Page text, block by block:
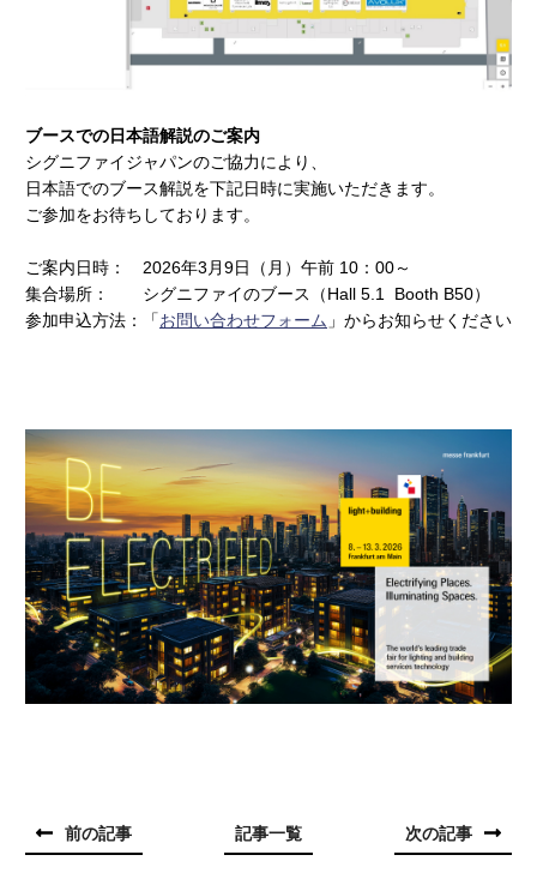
ブースでの日本語解説のご案内
シグニファイジャパンのご協力により、
日本語でのブース解説を下記日時に実施いただきます。
ご参加をお待ちしております。
ご案内日時： 2026年3月9日（月）午前 10：00～
集合場所： シグニファイのブース（Hall 5.1 Booth B50）
参加申込方法：「お問い合わせフォーム 」からお知らせください
前の記事 記事一覧 次の記事